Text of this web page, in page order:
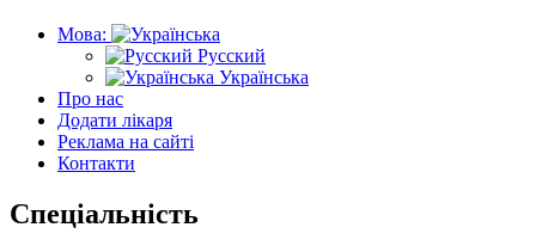
Мова:
Русский
Українська
Про нас
Додати лікаря
Реклама на сайті
Контакти
Спеціальність